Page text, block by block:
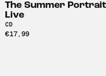
The Summer
Live
CD
€17,99